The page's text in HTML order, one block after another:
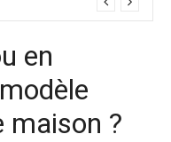
en
maison ?